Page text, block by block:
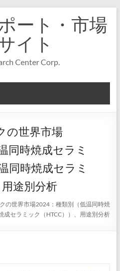
ート・市場
イト
Center Corp.
の世界市場
同時焼成セラミ
同時焼成セラミ
途別分析
の世界市場2024：種類別（低温同時焼
成セラミック（HTCC））、用途別分析